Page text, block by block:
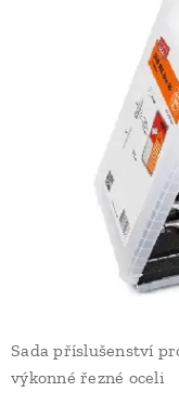
Sada příslušenství
výkonné řezné oceli